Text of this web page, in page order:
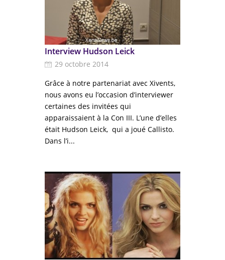
Interview Hudson Leick
29 octobre 2014
Grâce à notre partenariat avec Xivents,
nous avons eu l’occasion d’interviewer
certaines des invitées qui
apparaissaient à la Con III. L’une d’elles
était Hudson Leick, qui a joué Callisto.
Dans l’i...